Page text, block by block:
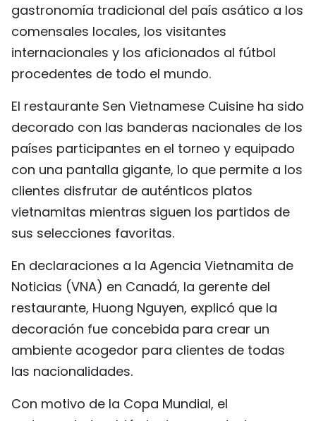
РУССКИЙ
gastronomía tradicional del país asático a los
comensales locales, los visitantes
internacionales y los aficionados al fútbol
procedentes de todo el mundo.
El restaurante Sen Vietnamese Cuisine ha sido
decorado con las banderas nacionales de los
países participantes en el torneo y equipado
con una pantalla gigante, lo que permite a los
clientes disfrutar de auténticos platos
vietnamitas mientras siguen los partidos de
sus selecciones favoritas.
En declaraciones a la Agencia Vietnamita de
Noticias (VNA) en Canadá, la gerente del
restaurante, Huong Nguyen, explicó que la
decoración fue concebida para crear un
ambiente acogedor para clientes de todas
las nacionalidades.
Con motivo de la Copa Mundial, el